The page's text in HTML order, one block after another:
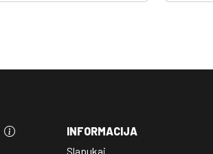
INFORMACIJA
Slapukai